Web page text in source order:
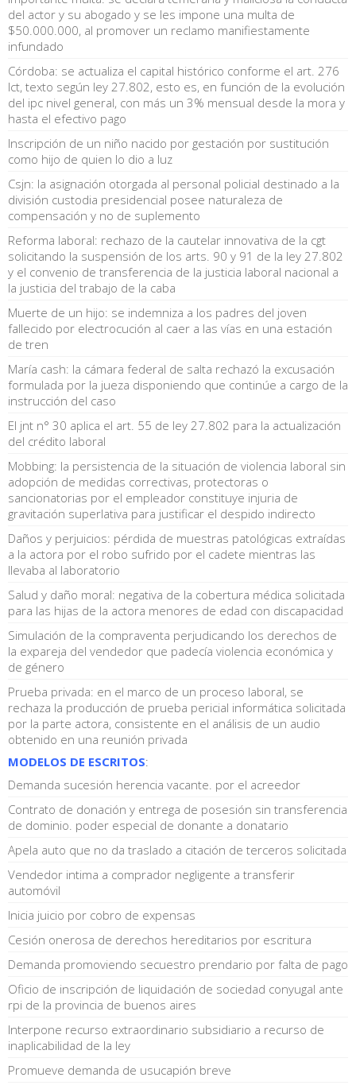
del actor y su abogado y se les impone una multa de
$50.000.000, al promover un reclamo manifiestamente
infundado
Córdoba: se actualiza el capital histórico conforme el art. 276
lct, texto según ley 27.802, esto es, en función de la evolución
del ipc nivel general, con más un 3% mensual desde la mora y
hasta el efectivo pago
Inscripción de un niño nacido por gestación por sustitución
como hijo de quien lo dio a luz
Csjn: la asignación otorgada al personal policial destinado a la
división custodia presidencial posee naturaleza de
compensación y no de suplemento
Reforma laboral: rechazo de la cautelar innovativa de la cgt
solicitando la suspensión de los arts. 90 y 91 de la ley 27.802
y el convenio de transferencia de la justicia laboral nacional a
la justicia del trabajo de la caba
Muerte de un hijo: se indemniza a los padres del joven
fallecido por electrocución al caer a las vías en una estación
de tren
María cash: la cámara federal de salta rechazó la excusación
formulada por la jueza disponiendo que continúe a cargo de la
instrucción del caso
El jnt n° 30 aplica el art. 55 de ley 27.802 para la actualización
del crédito laboral
Mobbing: la persistencia de la situación de violencia laboral sin
adopción de medidas correctivas, protectoras o
sancionatorias por el empleador constituye injuria de
gravitación superlativa para justificar el despido indirecto
Daños y perjuicios: pérdida de muestras patológicas extraídas
a la actora por el robo sufrido por el cadete mientras las
llevaba al laboratorio
Salud y daño moral: negativa de la cobertura médica solicitada
para las hijas de la actora menores de edad con discapacidad
Simulación de la compraventa perjudicando los derechos de
la expareja del vendedor que padecía violencia económica y
de género
Prueba privada: en el marco de un proceso laboral, se
rechaza la producción de prueba pericial informática solicitada
por la parte actora, consistente en el análisis de un audio
obtenido en una reunión privada
MODELOS DE ESCRITOS:
Demanda sucesión herencia vacante. por el acreedor
Contrato de donación y entrega de posesión sin transferencia
de dominio. poder especial de donante a donatario
Apela auto que no da traslado a citación de terceros solicitada
Vendedor intima a comprador negligente a transferir
automóvil
Inicia juicio por cobro de expensas
Cesión onerosa de derechos hereditarios por escritura
Demanda promoviendo secuestro prendario por falta de pago
Oficio de inscripción de liquidación de sociedad conyugal ante
rpi de la provincia de buenos aires
Interpone recurso extraordinario subsidiario a recurso de
inaplicabilidad de la ley
Promueve demanda de usucapión breve